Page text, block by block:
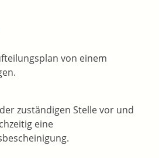
von einem
zuständigen Stelle vor und
eine